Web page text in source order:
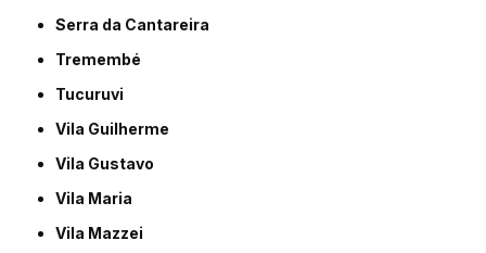
Serra da Cantareira
Tremembé
Tucuruvi
Vila Guilherme
Vila Gustavo
Vila Maria
Vila Mazzei